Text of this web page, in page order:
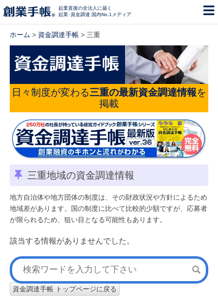
起業直後の全法人に届く
起業･資金調達 国内No.1メディア
ホーム > 資金調達手帳 > 三重
日々制度が変わる三重の最新資金調達情報を
掲載
三重地域の資金調達情報
地方自治体や地方団体の制度は、その財政状況や方針によるため
地域差があります。国の制度に比べて比較的少額ですが、応募者
が限られるため、狙い目となる可能性もあります。
該当する情報がありませんでした。
資金調達手帳 トップページに戻る